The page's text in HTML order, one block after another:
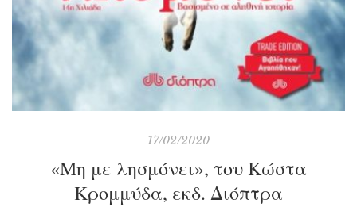
17/02/2020
«Μη με λησμόνει», του Κώστα
Κρομμύδα, εκδ. Διόπτρα